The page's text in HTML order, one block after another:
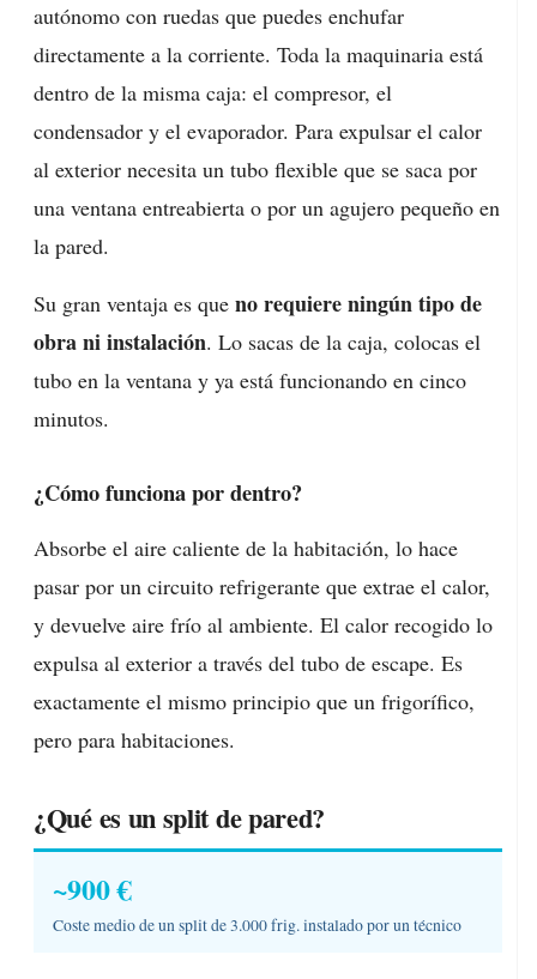
autónomo con ruedas que puedes enchufar
directamente a la corriente. Toda la maquinaria está
dentro de la misma caja: el compresor, el
condensador y el evaporador. Para expulsar el calor
al exterior necesita un tubo flexible que se saca por
una ventana entreabierta o por un agujero pequeño en
la pared.
Su gran ventaja es que no requiere ningún tipo de
obra ni instalación. Lo sacas de la caja, colocas el
tubo en la ventana y ya está funcionando en cinco
minutos.
¿Cómo funciona por dentro?
Absorbe el aire caliente de la habitación, lo hace
pasar por un circuito refrigerante que extrae el calor,
y devuelve aire frío al ambiente. El calor recogido lo
expulsa al exterior a través del tubo de escape. Es
exactamente el mismo principio que un frigorífico,
pero para habitaciones.
¿Qué es un split de pared?
~900 €
Coste medio de un split de 3.000 frig. instalado por un técnico